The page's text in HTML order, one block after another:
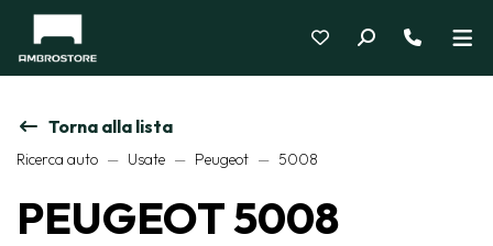
Torna alla lista
Ricerca auto Usate Peugeot 5008
PEUGEOT 5008